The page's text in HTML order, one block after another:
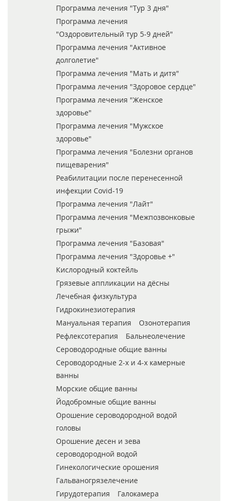
Программа лечения "Тур 3 дня"
Программа лечения
"Оздоровительный тур 5-9 дней"
Программа лечения "Активное
долголетие"
Программа лечения "Мать и дитя"
Программа лечения "Здоровое сердце"
Программа лечения "Женское
здоровье"
Программа лечения "Мужское
здоровье"
Программа лечения "Болезни органов
пищеварения"
Реабилитации после перенесенной
инфекции Covid-19
Программа лечения "Лайт"
Программа лечения "Межпозвонковые
грыжи"
Программа лечения "Базовая"
Программа лечения "Здоровье +"
Кислородный коктейль
Грязевые аппликации на дёсны
Лечебная физкультура
Гидрокинезиотерапия
Мануальная терапия
Озонотерапия
Рефлексотерапия
Бальнеолечение
Сероводородные общие ванны
Сероводородные 2-х и 4-х камерные
ванны
Морские общие ванны
Йодобромные общие ванны
Орошение сероводородной водой
головы
Орошение десен и зева
сероводородной водой
Гинекологические орошения
Гальваногрязелечение
Гирудотерапия
Галокамера